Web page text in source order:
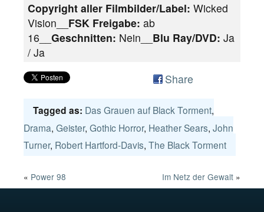
Copyright aller Filmbilder/Label: Wicked
Vision__ FSK Freigabe: ab
16__ Geschnitten: Nein__ Blu Ray/DVD: Ja
/ Ja
Share
Tagged as: Das Grauen auf Black Torment,
Drama, Geister, Gothic Horror, Heather Sears, John
Turner, Robert Hartford-Davis, The Black Torment
« Power 98 Im Netz der Gewalt »